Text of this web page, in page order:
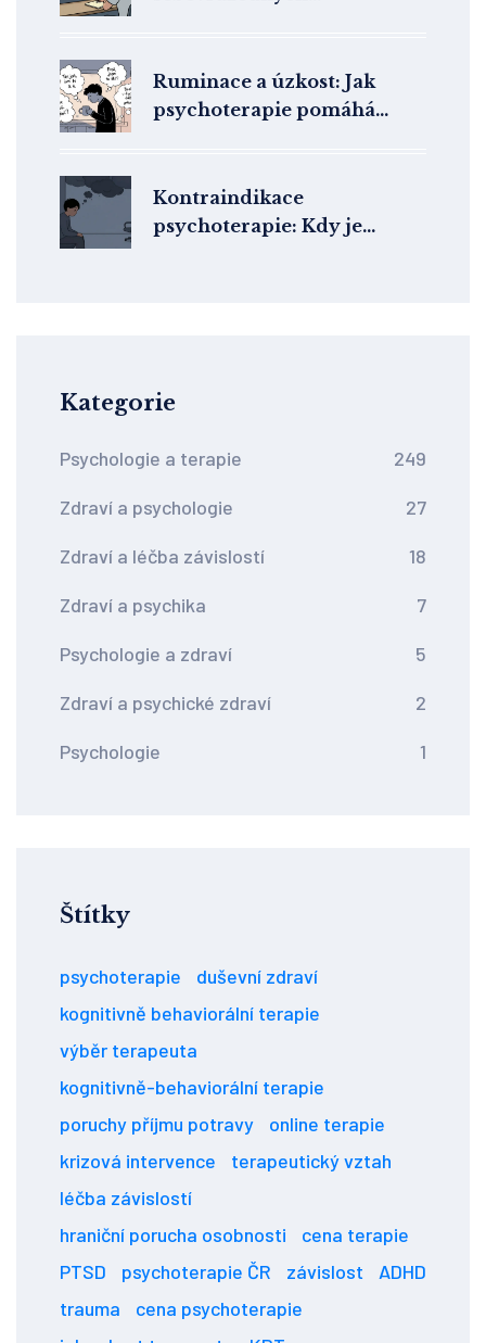
Ruminace a úzkost: Jak
psychoterapie pomáhá
Kontraindikace
psychoterapie: Kdy je
Kategorie
Psychologie a terapie 249
Zdraví a psychologie 27
Zdraví a léčba závislostí 18
Zdraví a psychika 7
Psychologie a zdraví 5
Zdraví a psychické zdraví 2
Psychologie 1
Štítky
psychoterapie
duševní zdraví
kognitivně behaviorální terapie
výběr terapeuta
kognitivně-behaviorální terapie
poruchy příjmu potravy
online terapie
krizová intervence
terapeutický vztah
léčba závislostí
hraniční porucha osobnosti
cena terapie
PTSD
psychoterapie ČR závislost
ADHD
trauma
cena psychoterapie